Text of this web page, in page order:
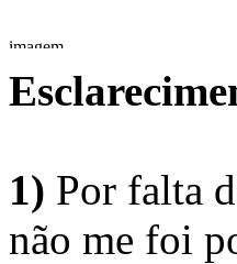
1) Por falta
não me foi